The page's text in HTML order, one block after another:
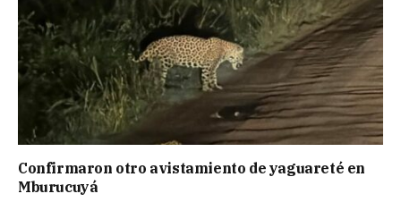
Confirmaron otro avistamiento de yaguareté en
Mburucuyá